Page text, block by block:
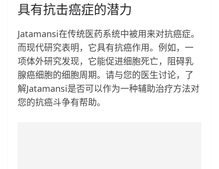
具有抗击癌症的潜力
Jatamansi在传统医药系统中被用来对抗癌症。
而现代研究表明，它具有抗癌作用。例如，一
项体外研究发现，它能促进细胞死亡，阻碍乳
腺癌细胞的细胞周期。请与您的医生讨论，了
解Jatamansi是否可以作为一种辅助治疗方法对
您的抗癌斗争有帮助。